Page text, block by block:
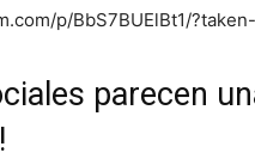
p/BbS7BUElBt1/
parecen